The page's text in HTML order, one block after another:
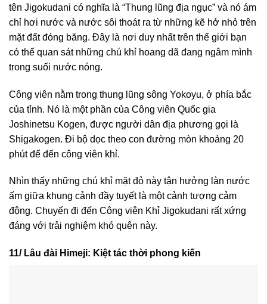
tên Jigokudani có nghĩa là “Thung lũng địa ngục” và nó ám
chỉ hơi nước và nước sôi thoát ra từ những kẽ hở nhỏ trên
mặt đất đóng băng. Đây là nơi duy nhất trên thế giới bạn
có thể quan sát những chú khỉ hoang dã đang ngâm mình
trong suối nước nóng.
Công viên nằm trong thung lũng sông Yokoyu, ở phía bắc
của tỉnh. Nó là một phần của Công viên Quốc gia
Joshinetsu Kogen, được người dân địa phương gọi là
Shigakogen. Đi bộ dọc theo con đường mòn khoảng 20
phút để đến công viên khỉ.
Nhìn thấy những chú khỉ mặt đỏ này tận hưởng làn nước
ấm giữa khung cảnh đầy tuyết là một cảnh tượng cảm
động. Chuyến đi đến Công viên Khỉ Jigokudani rất xứng
đáng với trải nghiệm khó quên này.
11/ Lâu đài Himeji: Kiệt tác thời phong kiến